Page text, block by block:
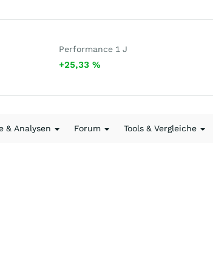
Performance 1 J
+25,33 %
& Analysen Forum Tools & Vergleiche